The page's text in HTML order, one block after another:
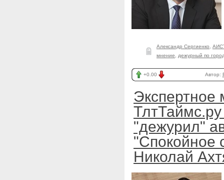
Александр Сергиенко
мнение
дежурный по
+0.00 Автор:
Экспертное
"дежурил"
"Спокойное
Николай